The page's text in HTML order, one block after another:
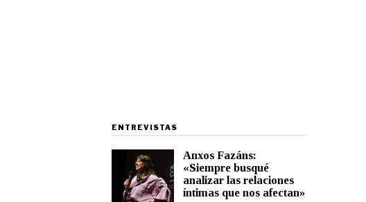
ENTREVISTAS
Anxos Fazáns:
«Siempre busqué
analizar las relaciones
íntimas que nos afectan»